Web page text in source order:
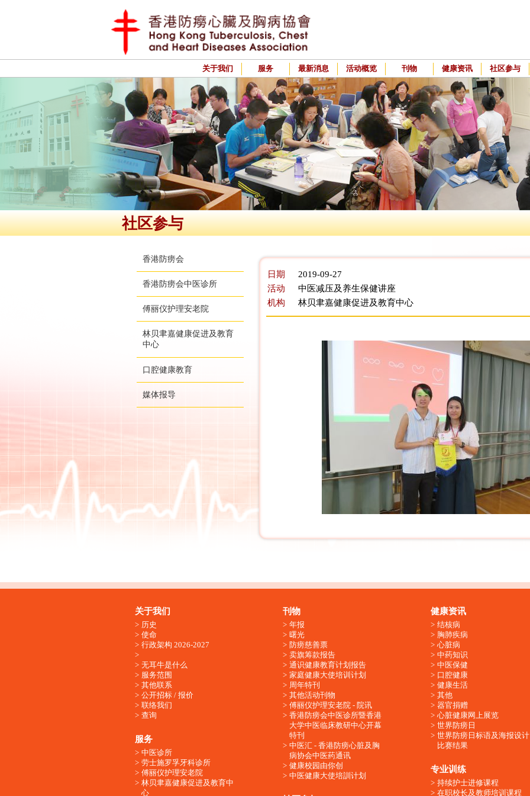
关于我们 服务 最新消息 活动概览 刊物 健康资讯 社区参与
社区参与
香港防痨会
香港防痨会中医诊所
傅丽仪护理安老院
林贝聿嘉健康促进及教育
中心
口腔健康教育
媒体报导
日期
2019-09-27
活动
中医减压及养生保健讲座
机构
林贝聿嘉健康促进及教育中心
关于我们
历史
使命
行政架构 2026-2027
无耳牛是什么
服务范围
其他联系
公开招标 / 报价
联络我们
查询
服务
中医诊所
劳士施罗孚牙科诊所
傅丽仪护理安老院
林贝聿嘉健康促进及教育中
心
刊物
年报
曙光
防痨慈善票
卖旗筹款报告
通识健康教育计划报告
家庭健康大使培训计划
周年特刊
其他活动刊物
傅丽仪护理安老院 - 院讯
香港防痨会中医诊所暨香港
大学中医临床教研中心开幕
特刊
中医汇 - 香港防痨心脏及胸
病协会中医药通讯
健康校园由你创
中医健康大使培訓计划
健康资讯
结核病
胸肺疾病
心脏病
中药知识
中医保健
口腔健康
健康生活
其他
器官捐赠
心脏健康网上展览
世界防痨日
世界防痨日标语及海报设计
比赛结果
专业训练
持续护士进修课程
在职校长及教师培训课程